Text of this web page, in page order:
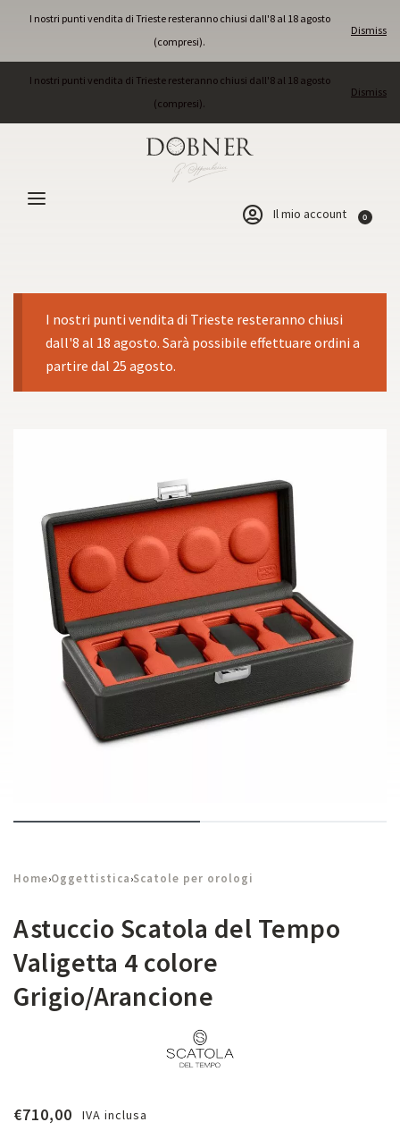
I nostri punti vendita di Trieste resteranno chiusi dall'8 al 18 agosto
(compresi).
Dismiss
I nostri punti vendita di Trieste resteranno chiusi dall'8 al 18 agosto
(compresi).
Dismiss
Il mio account 0
I nostri punti vendita di Trieste resteranno chiusi
dall'8 al 18 agosto. Sarà possibile effettuare ordini a
partire dal 25 agosto.
Home›Oggettistica ›Scatole per orologi
Astuccio Scatola del Tempo
Valigetta 4 colore
Grigio/Arancione
€710,00 IVA inclusa